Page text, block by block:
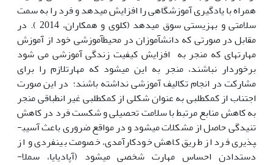
همراه با یادگیری آموزشگاهی را افزایش می­­دهد و فرد را به سمت
سلامتی و بهزیستی سوق می­دهد (کلوی و همکاران، 2014 ). در
مقابل در صورتی که دانش­آموزان در محیط­آموزشی خود از آموزش
مهارت­های که منجر به افزایش کیفیت زندگی آموزشی می شود
برخوردار نباشند، منجر به این می­شود که مهارت­لازم را برای
مشارکت در انجام تکالیف آموزشی نداشته باشند؛ در این صورت
اجتناب از کمک­طلبی به عنوان شکلی از کمک­طلبی غیر انطباقی منجر
به کاهش منابع مرتبط با سلامت تحصیلی و شکست فرد در کاهش
تنیدگی حاصل از مشکلات می­شود و در مواقع ضروری باعث آسیب­
پذیری فرد از طریق کاهش خودکارآمدی، خصومت بین­فردی و از
دست­دادن احساس مهارت شخصی می­شود (آپادیایا، سملا-